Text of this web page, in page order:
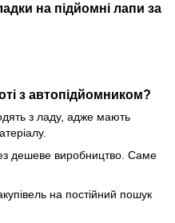
на підйомні лапи за
з автопідйомником?
з ладу, адже мають
дешеве виробництво. Саме
на постійний пошук